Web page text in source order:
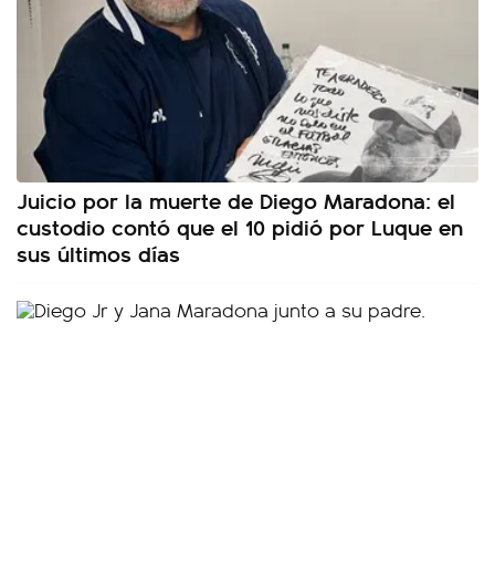
Juicio por la muerte de Diego Maradona: el
custodio contó que el 10 pidió por Luque en
sus últimos días